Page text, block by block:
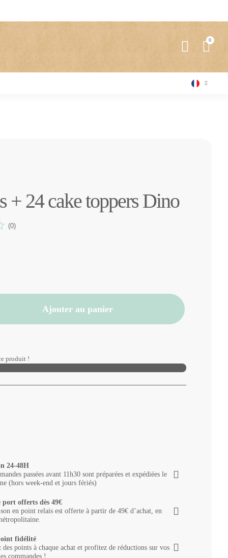
+ 24 cake toppers Dino
(0)
Ajouter au panier
produit !
24-48H
passées avant 11h30 sont préparées et expédiées le
(hors week-end et jours fériés)
port offerts dès 49€
en point relais est offerte à partir de 49€ d’achat, en
fidélité
des points à chaque achat et profitez de réductions sur vos
commandes !